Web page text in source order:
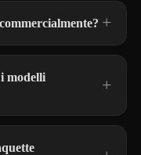
modelli